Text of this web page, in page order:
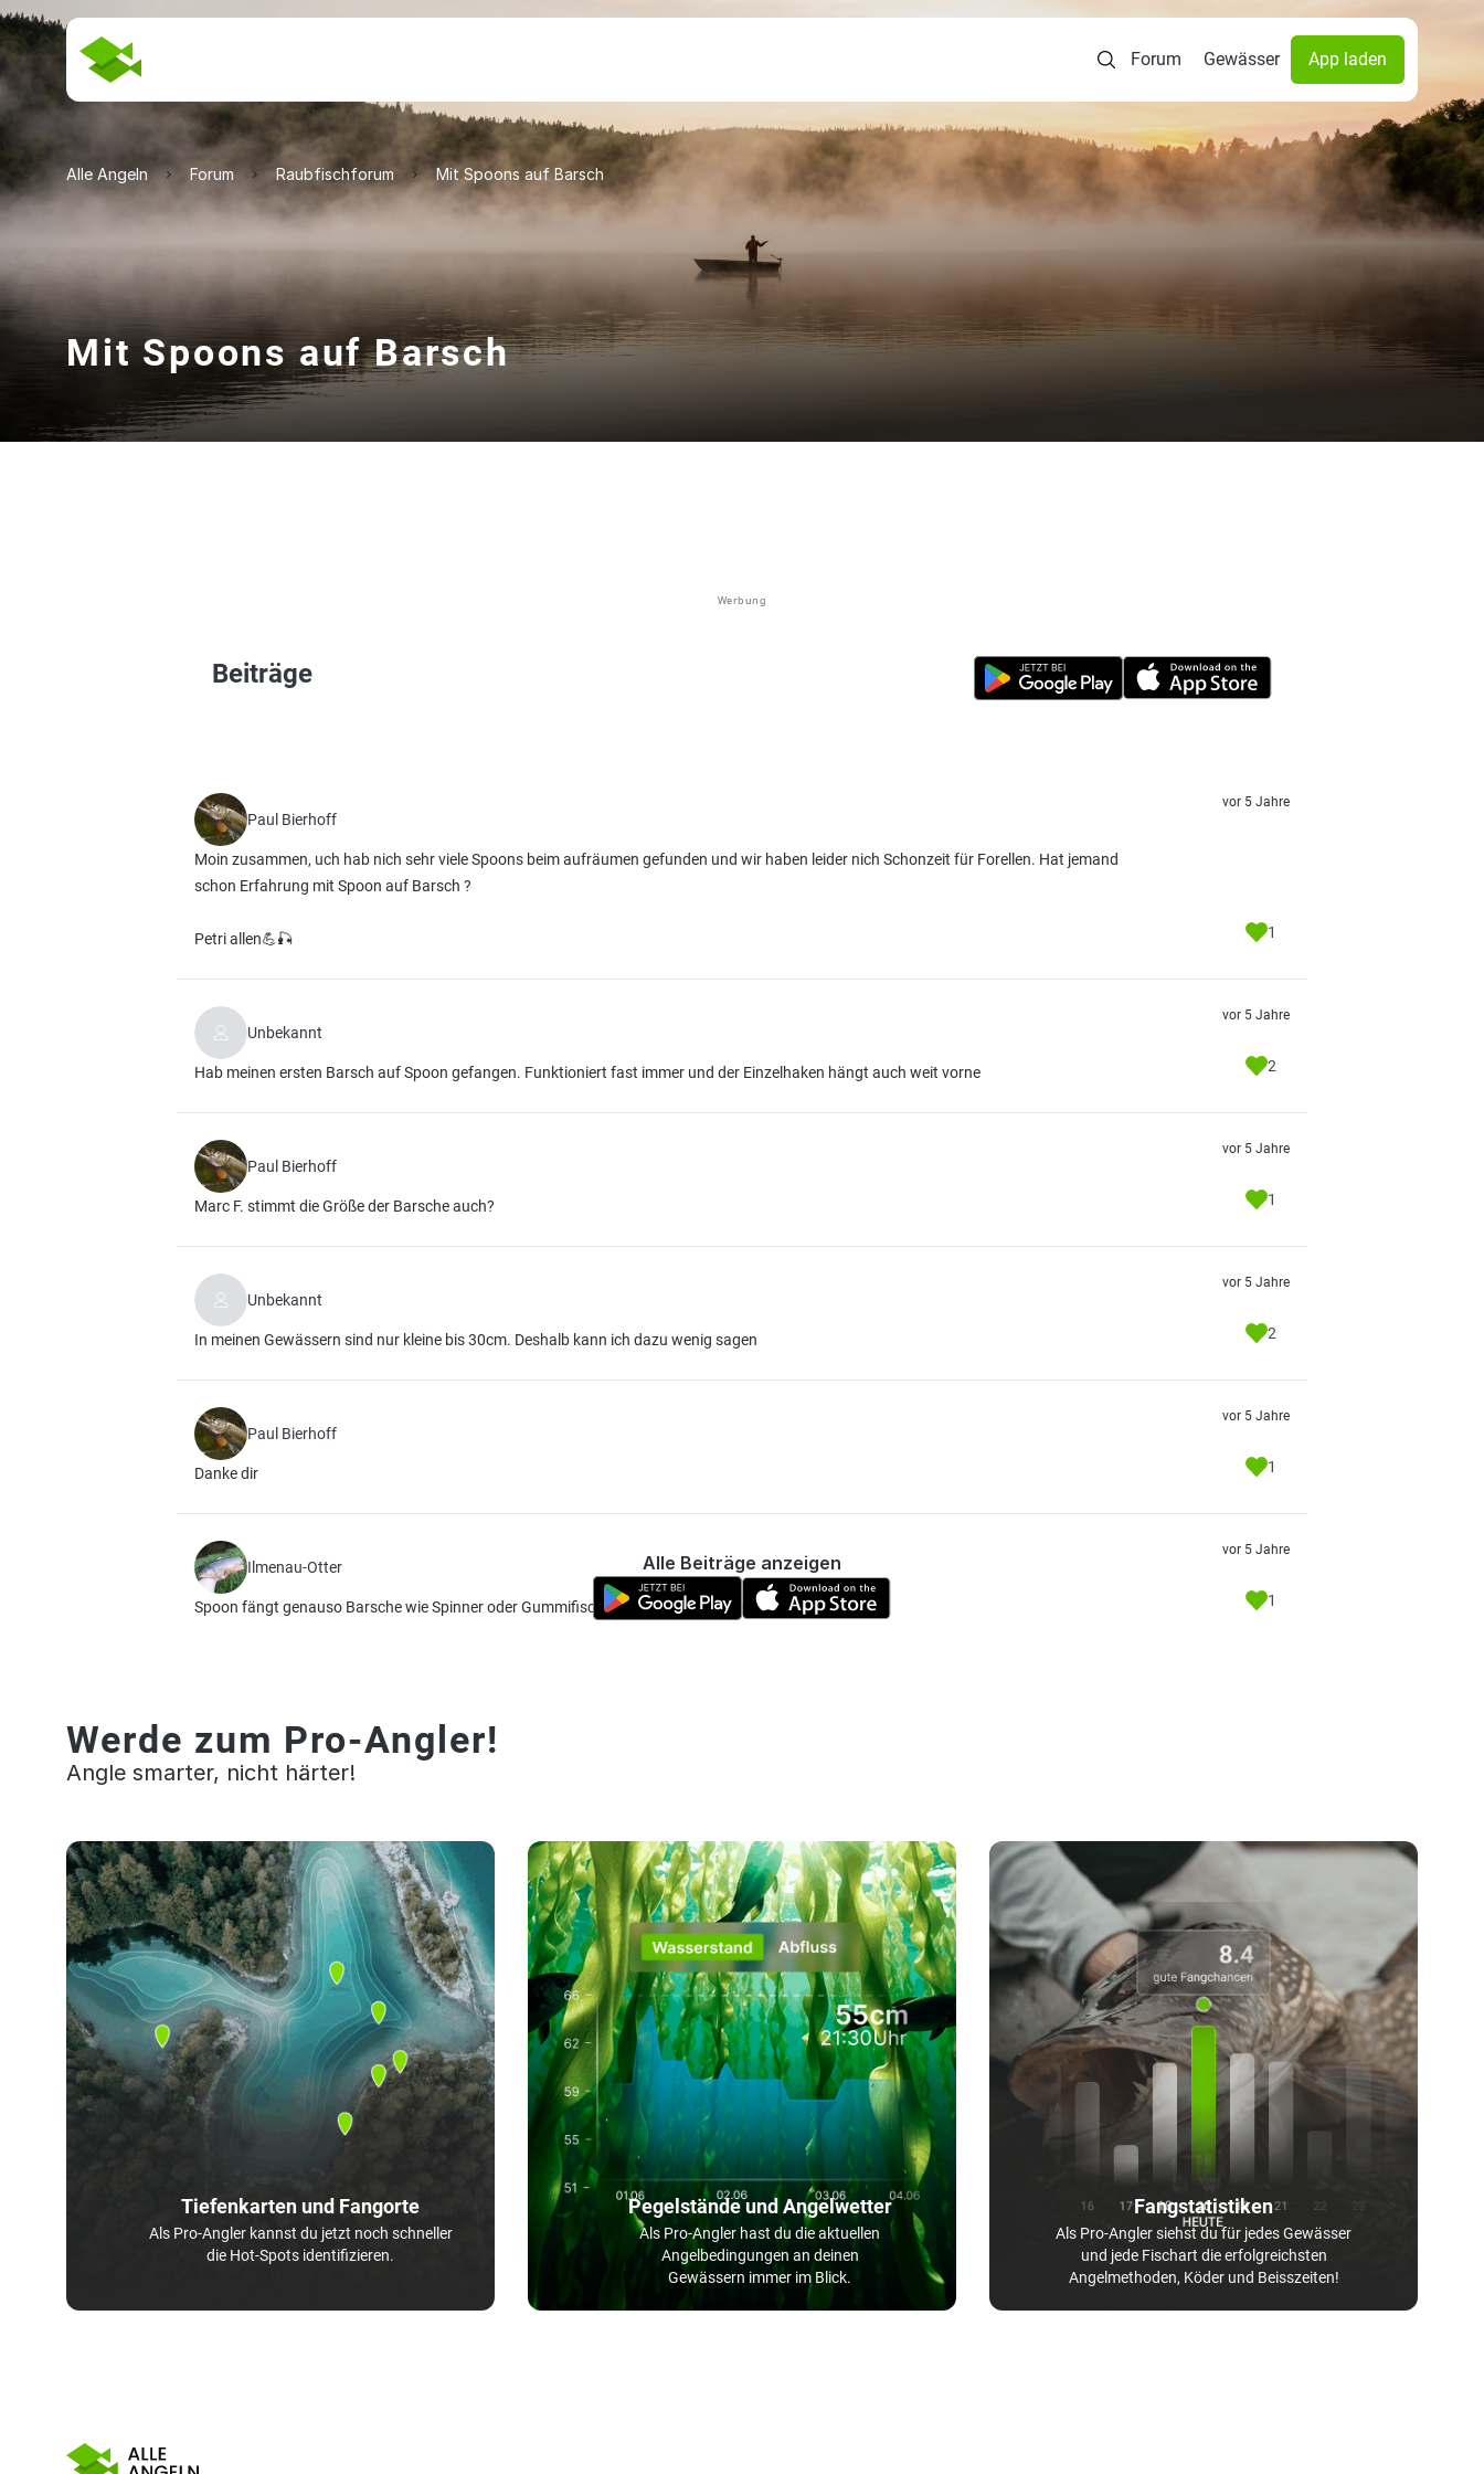
Forum Gewässer App laden
Alle Angeln Forum Raubfischforum Mit Spoons auf Barsch
Mit Spoons auf Barsch
Werbung
Beiträge
Paul Bierhoff
Moin zusammen, uch hab nich sehr viele Spoons beim aufräumen gefunden und wir haben leider nich Schonzeit für Forellen. Hat jemand
schon Erfahrung mit Spoon auf Barsch ?
Petri allen💪🎣
vor 5 Jahre
1
Unbekannt
Hab meinen ersten Barsch auf Spoon gefangen. Funktioniert fast immer und der Einzelhaken hängt auch weit vorne
vor 5 Jahre
2
Paul Bierhoff
Marc F. stimmt die Größe der Barsche auch?
vor 5 Jahre
1
Unbekannt
In meinen Gewässern sind nur kleine bis 30cm. Deshalb kann ich dazu wenig sagen
vor 5 Jahre
2
Paul Bierhoff
Danke dir
vor 5 Jahre
1
Ilmenau-Otter
Spoon fängt genauso Barsche wie Spinner oder Gummifisch sollte also klappen 👍
vor 5 Jahre
1
Alle Beiträge anzeigen
Werde zum Pro-Angler!
Angle smarter, nicht härter!
Tiefenkarten und Fangorte
Als Pro-Angler kannst du jetzt noch schneller
die Hot-Spots identifizieren.
Pegelstände und Angelwetter
Als Pro-Angler hast du die aktuellen
Angelbedingungen an deinen
Gewässern immer im Blick.
Fangstatistiken
Als Pro-Angler siehst du für jedes Gewässer
und jede Fischart die erfolgreichsten
Angelmethoden, Köder und Beisszeiten!